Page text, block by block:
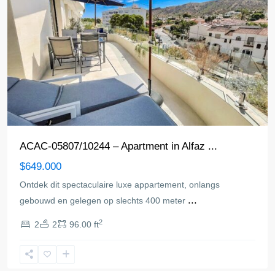
ACAC-05807/10244 – Apartment in Alfaz ...
$649.000
Ontdek dit spectaculaire luxe appartement, onlangs
gebouwd en gelegen op slechts 400 meter ...
2 2 96.00 ft2